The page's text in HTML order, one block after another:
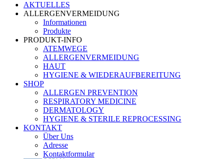
AKTUELLES
ALLERGENVERMEIDUNG
Informationen
Produkte
PRODUKT-INFO
ATEMWEGE
ALLERGENVERMEIDUNG
HAUT
HYGIENE & WIEDERAUFBEREITUNG
SHOP
ALLERGEN PREVENTION
RESPIRATORY MEDICINE
DERMATOLOGY
HYGIENE & STERILE REPROCESSING
KONTAKT
Über Uns
Adresse
Kontaktformular